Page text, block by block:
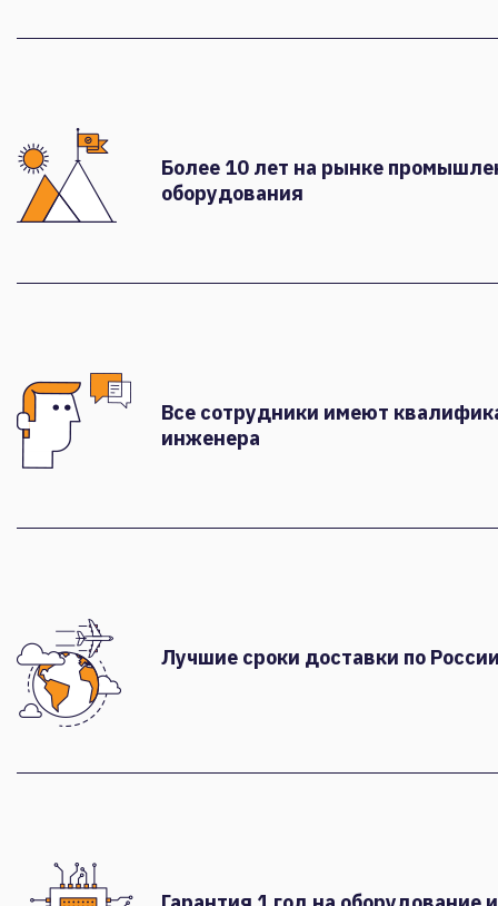
Более 10 лет на рынке
оборудования
Все сотрудники имеют
инженера
Лучшие сроки доставки по